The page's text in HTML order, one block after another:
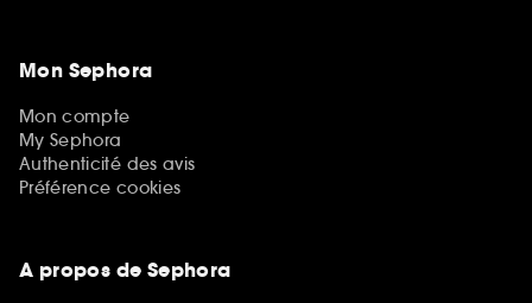
Mon Sephora
Mon compte
My Sephora
Authenticité des avis
Préférence cookies
A propos de Sephora